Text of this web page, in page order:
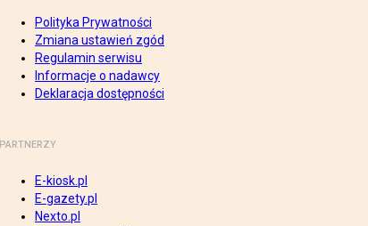
Polityka Prywatności
Zmiana ustawień zgód
Regulamin serwisu
Informacje o nadawcy
Deklaracja dostępności
PARTNERZY
E-kiosk.pl
E-gazety.pl
Nexto.pl